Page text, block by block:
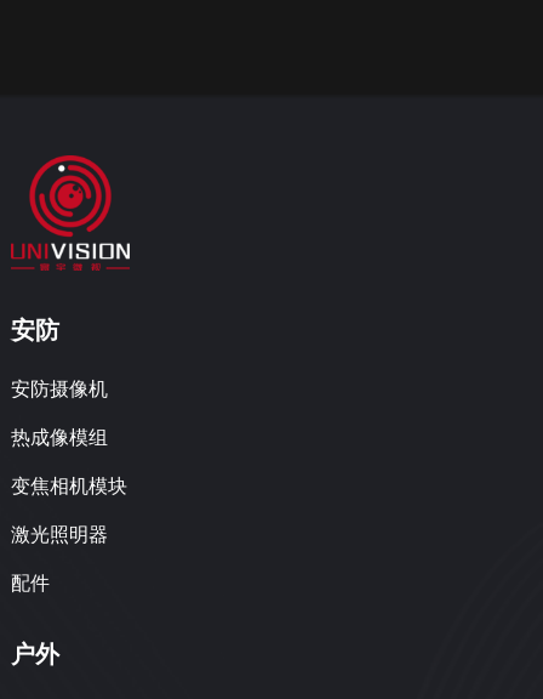
安防
安防摄像机
热成像模组
变焦相机模块
激光照明器
配件
户外